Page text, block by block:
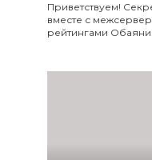
Приветствуем!
вместе с
рейтингами